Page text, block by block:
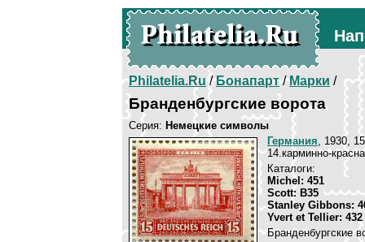
Philatelia.Ru/Бонапарт/Марки /
Бранденбургские ворота
Серия: Немецкие символы
Германия, 1930,
14.карминно-
Каталоги:
Michel: 451
Scott: B35
Stanley Gibbons:
Yvert et Tellier: 432
Бранденбургские